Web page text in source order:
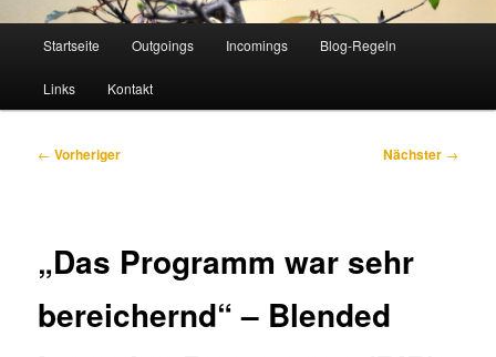
Startseite Outgoings Incomings Blog-Regeln
Links Kontakt
Beitragsnavigation
← Vorheriger Nächster →
„Das Programm war sehr
bereichernd“ – Blended